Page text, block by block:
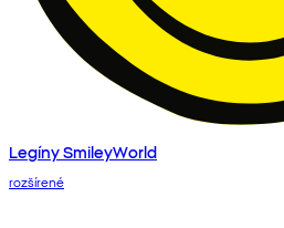
Legíny SmileyWorld
rozšírené